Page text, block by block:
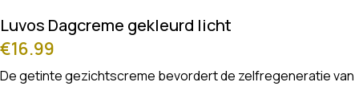
Luvos Dagcreme gekleurd licht
€16.99
De getinte gezichtscreme bevordert de zelfregeneratie van